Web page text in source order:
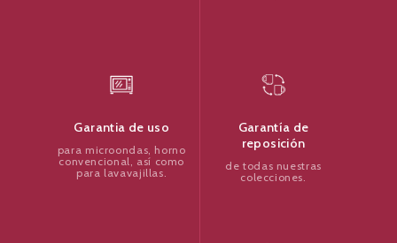
Garantia de uso
para microondas, horno
convencional, así como
para lavavajillas.
Garantía de
reposición
de todas nuestras
colecciones.